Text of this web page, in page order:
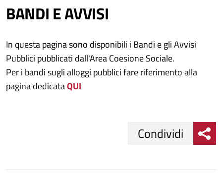
Condividi
network
Condividi
Facebook
su
Twitter
Condividi
su
Condividi
BANDI E AVVISI
In questa pagina sono disponibili i Bandi e gli Avvisi
Pubblici pubblicati dall'Area Coesione Sociale.
Per i bandi sugli alloggi pubblici fare riferimento alla
pagina dedicataQUI
Condividi